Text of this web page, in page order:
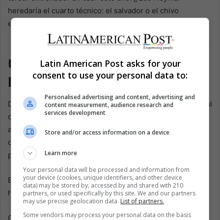
heredaría el cuarto técnico: el salvador o el chivo
expiatorio?
Un país expectante, un
legado en juego
Durante una década, Neymar fue alegría pura—un carnaval
con botines. Hoy, cada paso es analizado, cada gesto
amplificado. Cada publicación en Instagram genera
debates sobre la edad, la lealtad y si el fútbol brasileño
puede retener a sus ídolos.
El samba de 2011 ya no suena. En su lugar: tobillos
hinchados, puños cerrados y noches largas bajo presión.
Cada noche, Neymar regresa a su condominio frente al
Latin American Post asks for your
consent to use your personal data to:
Personalised advertising and content, advertising and
content measurement, audience research and
services development
Store and/or access information on a device
Learn more
Your personal data will be processed and information from
your device (cookies, unique identifiers, and other device
data) may be stored by, accessed by and shared with 210
partners, or used specifically by this site. We and our partners
may use precise geolocation data. List of partners.
Some vendors may process your personal data on the basis